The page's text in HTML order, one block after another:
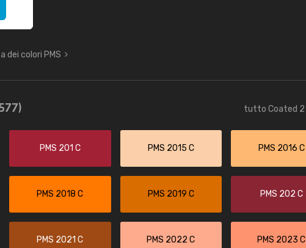
colori PMS
tutto Coated 2
PMS 201 C PMS 2015 C PMS 2016 C
PMS 2018 C PMS 2019 C PMS 202 C
PMS 2021 C PMS 2022 C PMS 2023 C